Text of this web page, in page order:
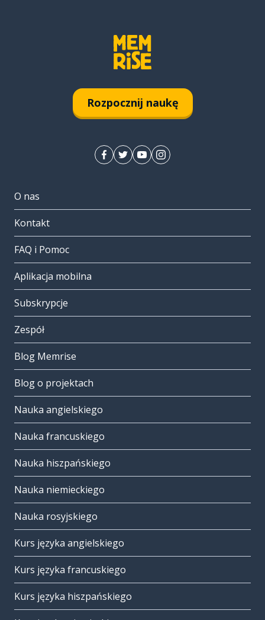
Rozpocznij naukę
O nas
Kontakt
FAQ i Pomoc
Aplikacja mobilna
Subskrypcje
Zespół
Blog Memrise
Blog o projektach
Nauka angielskiego
Nauka francuskiego
Nauka hiszpańskiego
Nauka niemieckiego
Nauka rosyjskiego
Kurs języka angielskiego
Kurs języka francuskiego
Kurs języka hiszpańskiego